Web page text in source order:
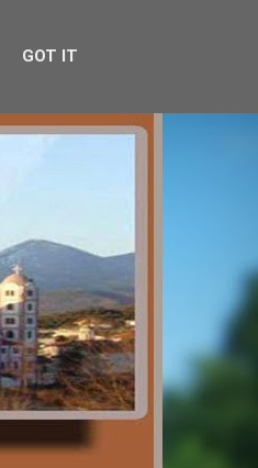
GOT IT